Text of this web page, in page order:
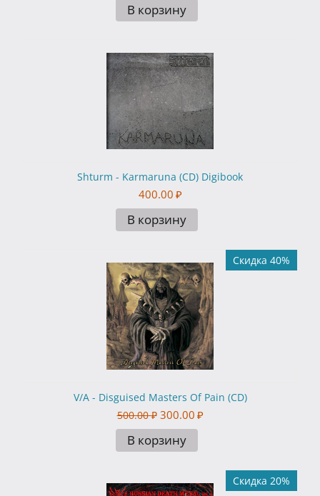
В корзину
Shturm - Karmaruna (CD) Digibook
400.00 ₽
В корзину
Скидка 40%
V/A - Disguised Masters Of Pain (CD)
500.00 ₽ 300.00 ₽
В корзину
Скидка 20%